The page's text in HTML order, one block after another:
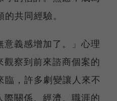
共同經驗。
意義感增加了。」心理
察到前來諮商個案的
，許多劇變讓人來不
關係、經濟、職涯的